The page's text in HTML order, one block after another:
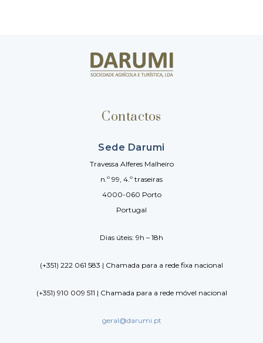
Contactos
Sede Darumi
Travessa Alferes Malheiro
n.º 99, 4.º traseiras
4000-060 Porto
Portugal
Dias úteis: 9h – 18h
(+351) 222 061 583 | Chamada para a rede fixa nacional
(+351) 910 009 511 | Chamada para a rede móvel nacional
geral@darumi.pt